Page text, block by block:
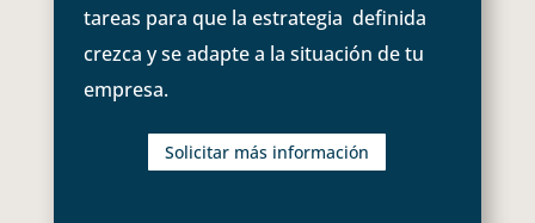
tareas para que la estrategia definida
crezca y se adapte a la situación de tu
empresa.
Solicitar más información